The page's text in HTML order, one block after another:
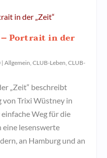
Portrait in der
|Allgemein,CLUB-Leben,CLUB-
„Zeit“ beschreibt
von Trixi Wüstney in
Weg für die
eine lesenswerte
an Hamburg und an